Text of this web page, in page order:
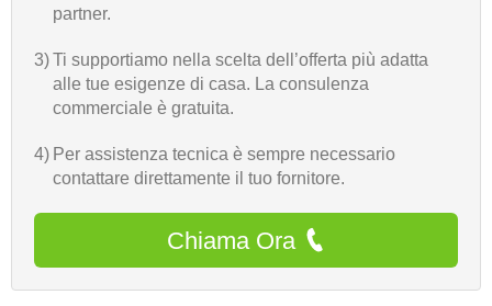
partner.
3)Ti supportiamo nella scelta dell’offerta più adatta
alle tue esigenze di casa. La consulenza
commerciale è gratuita.
4) Per assistenza tecnica è sempre necessario
contattare direttamente il tuo fornitore.
Chiama Ora